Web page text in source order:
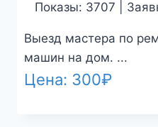
Показы: 3707 |
Выезд мастера по
машин на дом. ...
Цена: 300₽